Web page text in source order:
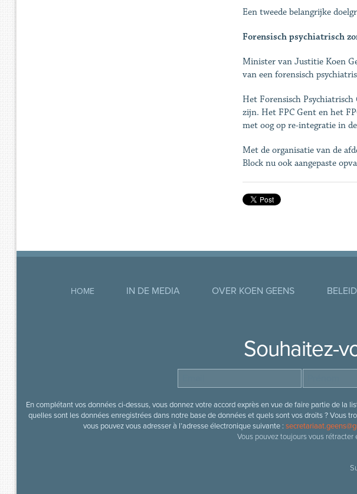
Een tweede belangrijke
Forensisch psychiatrisch
Minister van Justitie Koen
van een forensisch
Het Forensisch
zijn. Het FPC Gent en het
met oog op re-integratie in
Met de organisatie van de
Block nu ook aangepaste
HOME IN DE MEDIA OVER KOEN GEENS BELEID
Souhaitez-
En complétant vos données ci-dessus, vous donnez votre accord exprès en vue de faire partie de la
quelles sont les données enregistrées dans notre base de données et quels sont vos droits ? Vous
vous pouvez vous adresser à l’adresse électronique suivante :
Vous pouvez toujours vous